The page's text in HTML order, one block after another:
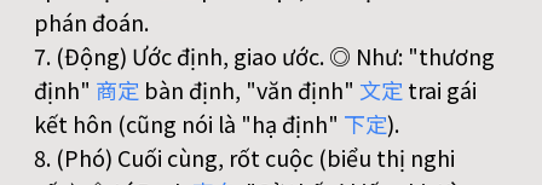
phán đoán.
7. (Động) Ước định, giao ước. ◎ Như: "thương
định" 商定 bàn định, "văn định" 文定 trai gái
kết hôn (cũng nói là "hạ định" 下定).
8. (Phó) Cuối cùng, rốt cuộc (biểu thị nghi